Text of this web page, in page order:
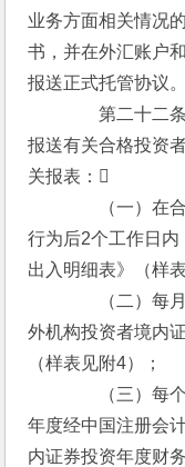
业务方面相关情况
书，并在外汇账户
报送正式托管协议。
第二十二条 托
报送有关合格投资
关报表：
（一）在合格
行为后2个工作日
出入明细表》（样
（二）每月结
外机构投资者境内
（样表见附4）；
（三）每个会
年度经中国注册会
内证券投资年度财